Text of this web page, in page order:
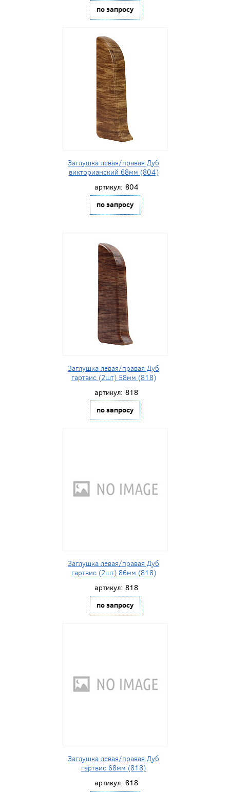
по запросу
Заглушка левая/правая Дуб
викторианский 68мм (804)
артикул: 804
по запросу
Заглушка левая/правая Дуб
гартвис (2шт) 58мм (818)
артикул: 818
по запросу
Заглушка левая/правая Дуб
гартвис (2шт) 86мм (818)
артикул: 818
по запросу
Заглушка левая/правая Дуб
гартвис 68мм (818)
артикул: 818